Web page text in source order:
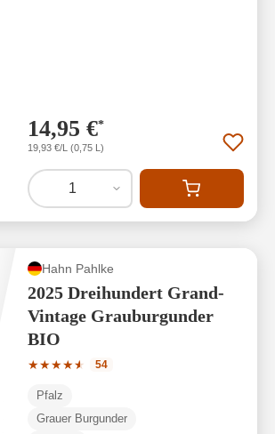
14,95 €*
19,93 €/L (0,75 L)
1
Hahn Pahlke
2025 Dreihundert Grand-
Vintage Grauburgunder
BIO
★★★★★
★
Durchschnittliche Bewertung von 4.81
54
Pfalz
Grauer Burgunder